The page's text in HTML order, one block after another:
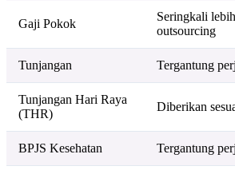
Gaji Pokok
Seringkali
outsourcing
Tunjangan Tergantung
Tunjangan Hari Raya
(THR)
Diberikan
BPJS Kesehatan Tergantung